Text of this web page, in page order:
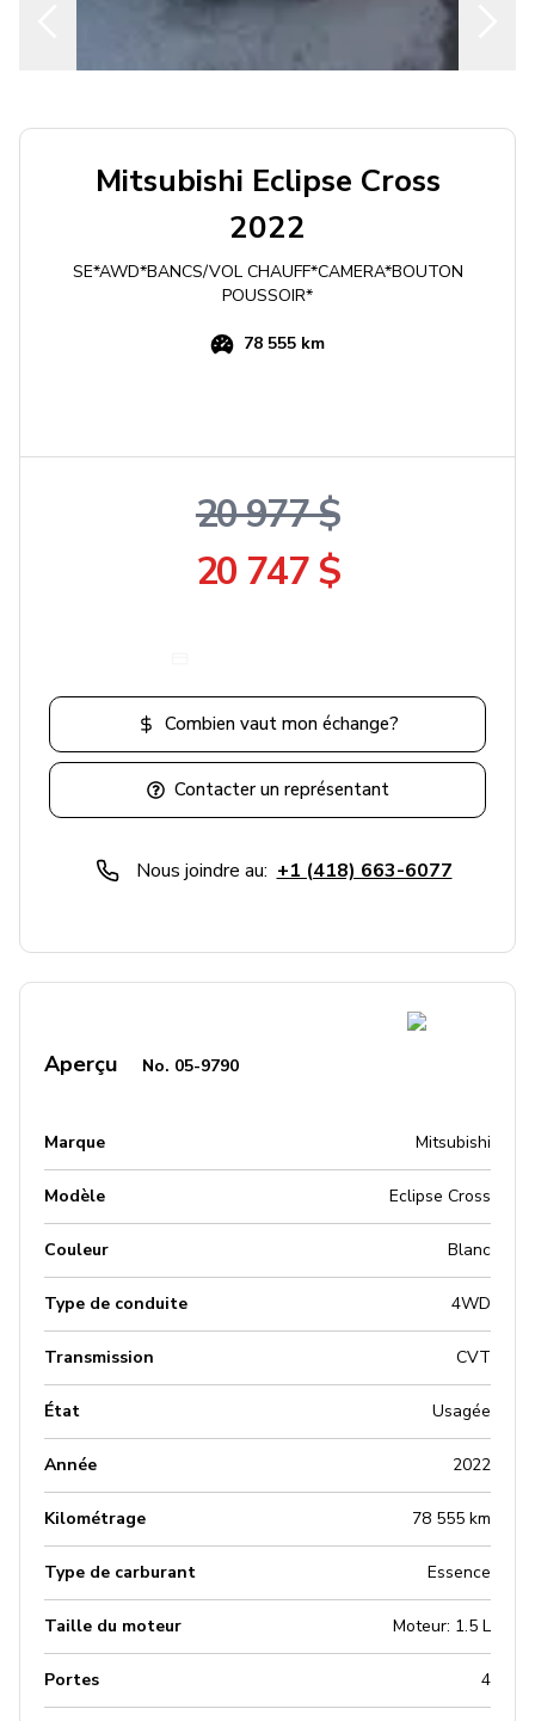
Mitsubishi Eclipse Cross
2022
SE*AWD*BANCS/VOL CHAUFF*CAMERA*BOUTON
POUSSOIR*
78 555 km
20 977 $
20 747 $
Combien vaut mon échange?
Contacter un représentant
Nous joindre au: +1 (418) 663-6077
Aperçu No. 05-9790
Marque Mitsubishi
Modèle Eclipse Cross
Couleur Blanc
Type de conduite 4WD
Transmission CVT
État Usagée
Année 2022
Kilométrage 78 555 km
Type de carburant Essence
Taille du moteur Moteur: 1.5 L
Portes 4